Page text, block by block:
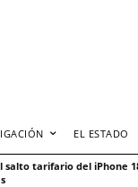
EL ESTADO
salto tarifario del iPhone